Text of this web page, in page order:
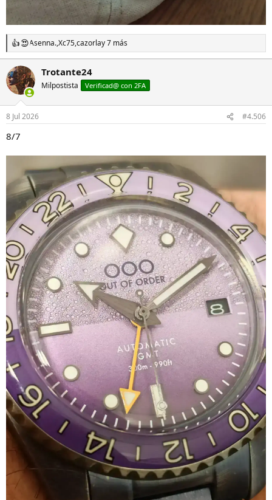
R
e
a
c
c
i
o
n
e
s
Asenna.,Xc75,cazorlay 7 más
Trotante24
Milpostista Verificad@ con 2FA
8 Jul 2026 #4.506
8/7